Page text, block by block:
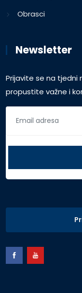
Obrasci
Newsletter
Prijavite se na tjedni
propustite važne i